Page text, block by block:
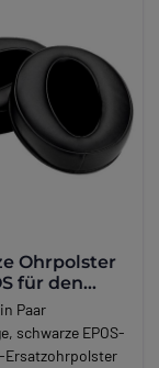
Ohrpolster
für den
360
Paar
schwarze EPOS-
Ersatzohrpolster